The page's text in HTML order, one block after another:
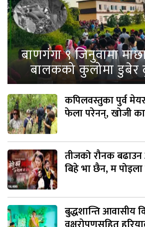
बाणगंगा ९ जिनुवामा
बालकको कुलोमा डुबेर
कपिलवस्तुका पुर्व
फेला परेनन्, खोजी
तीजको रौनक बढाउन
बिहे भा छैन, म पोइला
बुद्धशान्ति आवासीय